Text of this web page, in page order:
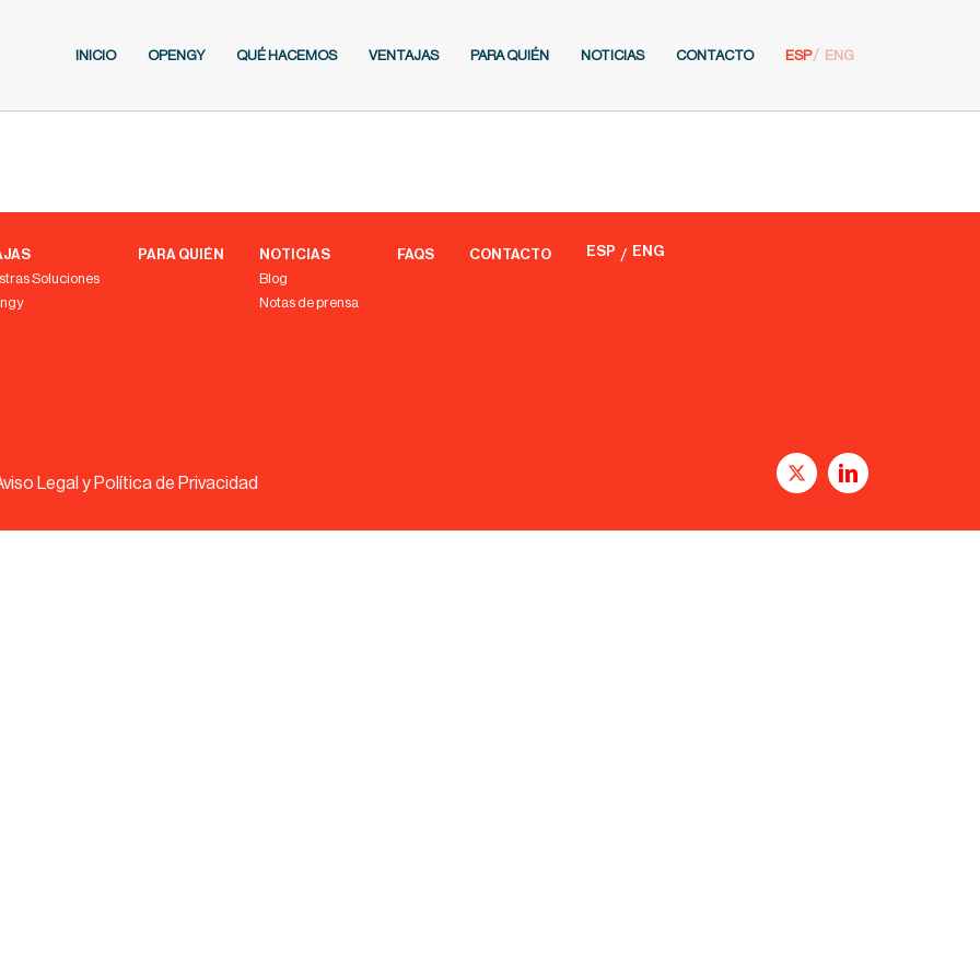
INICIO OPENGY QUÉ HACEMOS VENTAJAS PARA QUIÉN NOTICIAS CONTACTO ESP ENG
Soluciones
PARA QUIÉN
NOTICIAS
Blog
Notas de prensa
FAQS CONTACTO ESP ENG
Legal y Política de Privacidad